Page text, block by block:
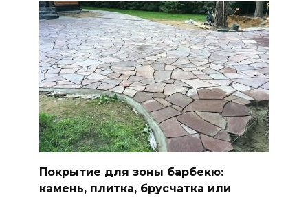
Покрытие для зоны барбекю:
камень, плитка, брусчатка или